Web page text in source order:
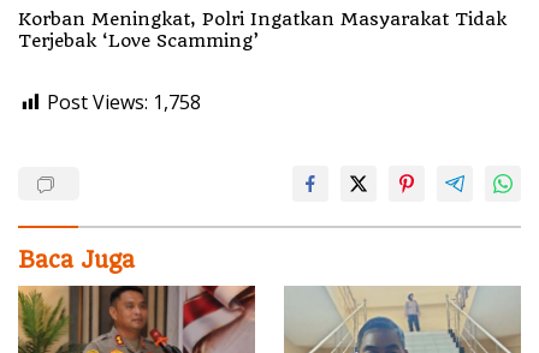
Korban Meningkat, Polri Ingatkan Masyarakat Tidak
Terjebak ‘Love Scamming’
Post Views: 1,758
Baca Juga